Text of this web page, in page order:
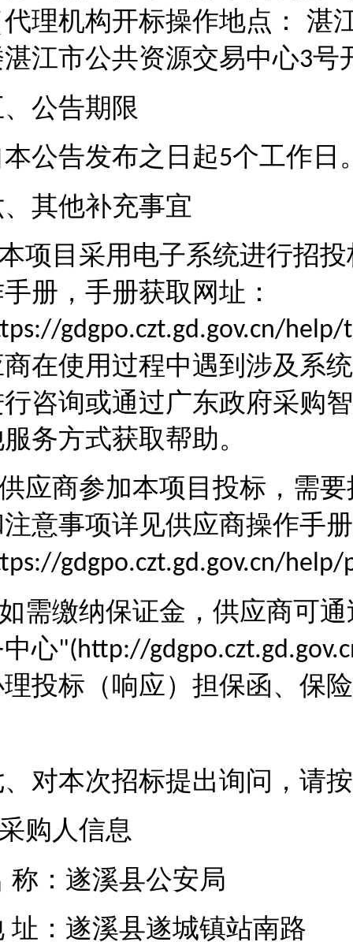
理机构开标操作地点：
湛
江市公共资源交易中心3号
公告期限
公告发布之日起5个工作日
其他补充事宜
项目采用电子系统进行招
册，手册获取网址：
gdgpo.czt.gd.gov.cn/
在使用过程中遇到涉及系
咨询或通过广东政府采购
务方式获取帮助。
应商参加本项目投标，需
意事项详见供应商操作手
gdgpo.czt.gd.gov.cn/
需缴纳保证金，供应商可通
心"(http://
投标（响应）担保函、保
对本次招标提出询问，请
购人信息
称：遂溪县公安局
址：遂溪县遂城镇站南路